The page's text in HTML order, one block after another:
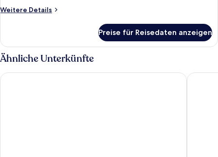
Weitere Details
Weitere
Doppelzimmer,
Stadtblick
Preise für Reisedaten anzeigen
Ähnliche Unterkünfte
Borneo Royale Hotel Hotel